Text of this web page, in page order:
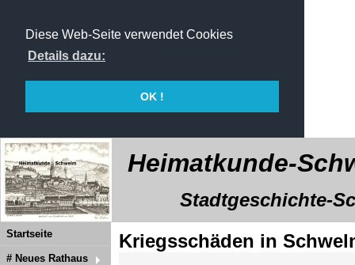
Diese Web-Seite verwendet Cookies
Details dazu:
OK !
Heimatkunde-
Stadtgeschichte-
Startseite
# Neues Rathaus
Kriegsschäden in